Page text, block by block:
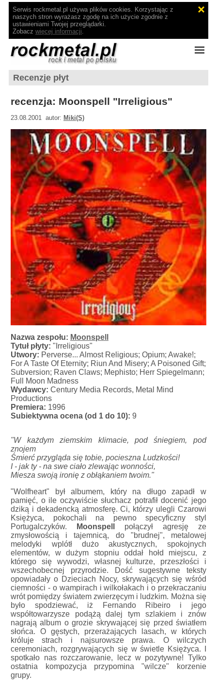
Serwis rockmetal.pl używa plików cookies. Korzystając z
naszych stron wyrażasz zgodę na ich użycie zgodnie z
ustawieniami Twojej przeglądarki.
Zobacz więcej informacji.
Recenzje płyt
recenzja: Moonspell "Irreligious"
23.08.2001 autor: Miki(S)
Nazwa zespołu: Moonspell
Tytuł płyty: "Irreligious"
Utwory: Perverse... Almost Religious; Opium; Awake!;
For A Taste Of Eternity; Riun And Misery; A Poisoned Gift;
Subversion; Raven Claws; Mephisto; Herr Spiegelmann;
Full Moon Madness
Wydawcy: Century Media Records, Metal Mind
Productions
Premiera: 1996
Subiektywna ocena (od 1 do 10): 9
"W każdym ziemskim klimacie, pod śniegiem, pod
znojem
Śmierć przygląda się tobie, pocieszna Ludzkości!
I - jak ty - na swe ciało zlewając wonności,
Miesza swoją ironię z obłąkaniem twoim."
"Wolfheart" był albumem, który na długo zapadł w
pamięć, o ile oczywiście słuchacz potrafił docenić jego
dziką i dekadencką atmosferę. Ci, którzy ulegli Czarowi
Księżyca, pokochali na pewno specyficzny styl
Portugalczyków.
Moonspell
połączył agresję ze
zmysłowością i tajemnicą, do "brudnej", metalowej
melodyki wplótł dużo akustycznych, spokojnych
elementów, w dużym stopniu oddał hołd miejscu, z
którego się wywodzi, własnej kulturze, przeszłości i
wszechobecnej przyrodzie. Dość sugestywne teksty
opowiadały o Dzieciach Nocy, skrywających się wśród
ciemności - o wampirach i wilkołakach i o przekraczaniu
wrót pomiędzy światem zwierzęcym i ludzkim. Można się
było spodziewać, iż Fernando Ribeiro i jego
współtowarzysze podążą dalej tym szlakiem i znów
nagrają album o grozie skrywającej się przed światłem
słońca. O gęstych, przerażających lasach, w których
króluje strach i najsurowsze prawa. O wilczych
ceremoniach, rozgrywających się w świetle Księżyca. I
spotkało nas rozczarowanie, lecz w pozytywne! Tylko
ostatnia kompozycja przypomina "wilcze" korzenie
grupy.